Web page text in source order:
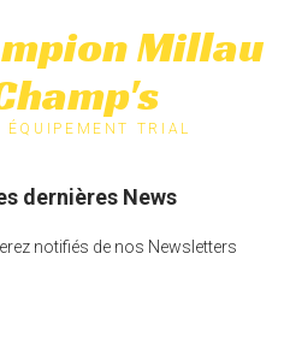
Millau
ÉQUIPEMENT TRIAL
dernières News
notifiés de nos Newsletters